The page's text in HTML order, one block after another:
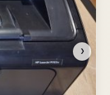
›